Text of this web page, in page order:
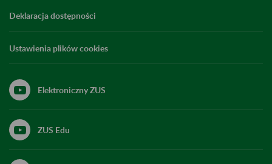
Deklaracja dostępności
Ustawienia plików cookies
Elektroniczny ZUS
ZUS Edu